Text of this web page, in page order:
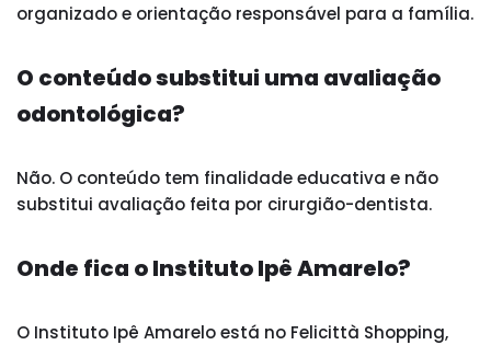
organizado e orientação responsável para a família.
O conteúdo substitui uma avaliação
odontológica?
Não. O conteúdo tem finalidade educativa e não
substitui avaliação feita por cirurgião-dentista.
Onde fica o Instituto Ipê Amarelo?
O Instituto Ipê Amarelo está no Felicittà Shopping,